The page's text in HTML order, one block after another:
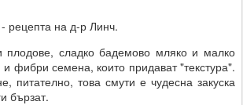
рецепта на д-р Линч.
сладко бадемово мляко и малко
фибри семена, които придават "текстура".
питателно, това смути е чудесна закуска
бързат.